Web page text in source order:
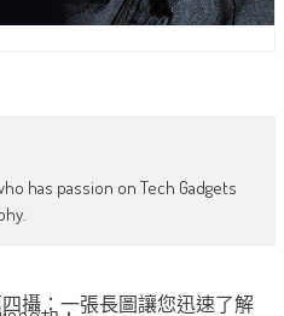
has passion on Tech Gadgets
攝：一張長圖讓您迅速了解